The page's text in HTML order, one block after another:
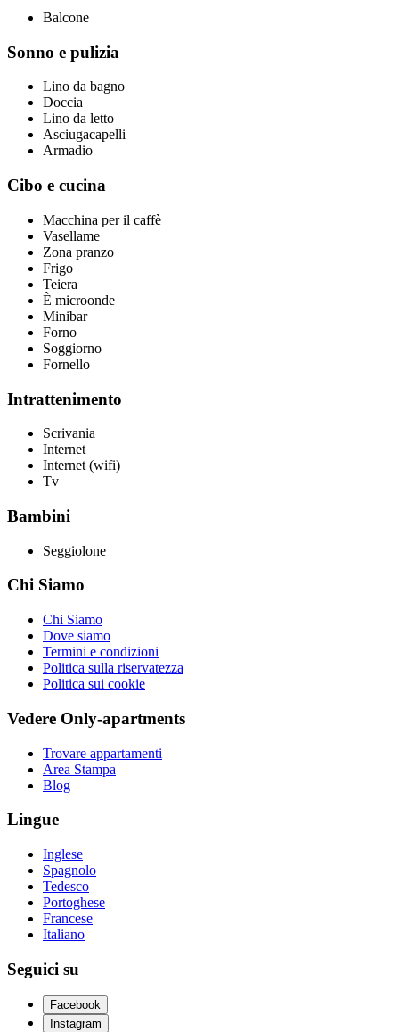
Balcone
Sonno e pulizia
Lino da bagno
Doccia
Lino da letto
Asciugacapelli
Armadio
Cibo e cucina
Macchina per il caffè
Vasellame
Zona pranzo
Frigo
Teiera
È microonde
Minibar
Forno
Soggiorno
Fornello
Intrattenimento
Scrivania
Internet
Internet (wifi)
Tv
Bambini
Seggiolone
Chi Siamo
Chi Siamo
Dove siamo
Termini e condizioni
Politica sulla riservatezza
Politica sui cookie
Vedere Only-apartments
Trovare appartamenti
Area Stampa
Blog
Lingue
Inglese
Spagnolo
Tedesco
Portoghese
Francese
Italiano
Seguici su
Facebook
Instagram